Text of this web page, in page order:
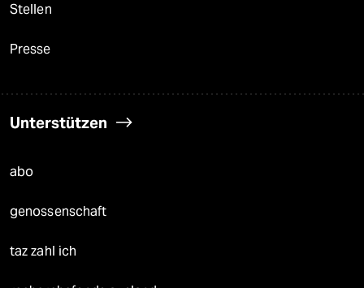
Stellen
Presse
Unterstützen
abo
genossenschaft
taz zahl ich